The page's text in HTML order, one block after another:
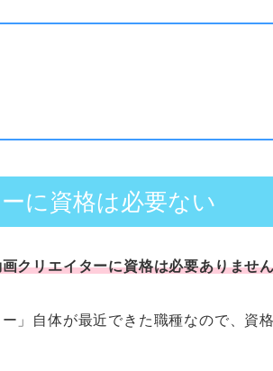
に資格は必要ない
クリエイターに資格は必要ありませ
」自体が最近できた職種なので、資